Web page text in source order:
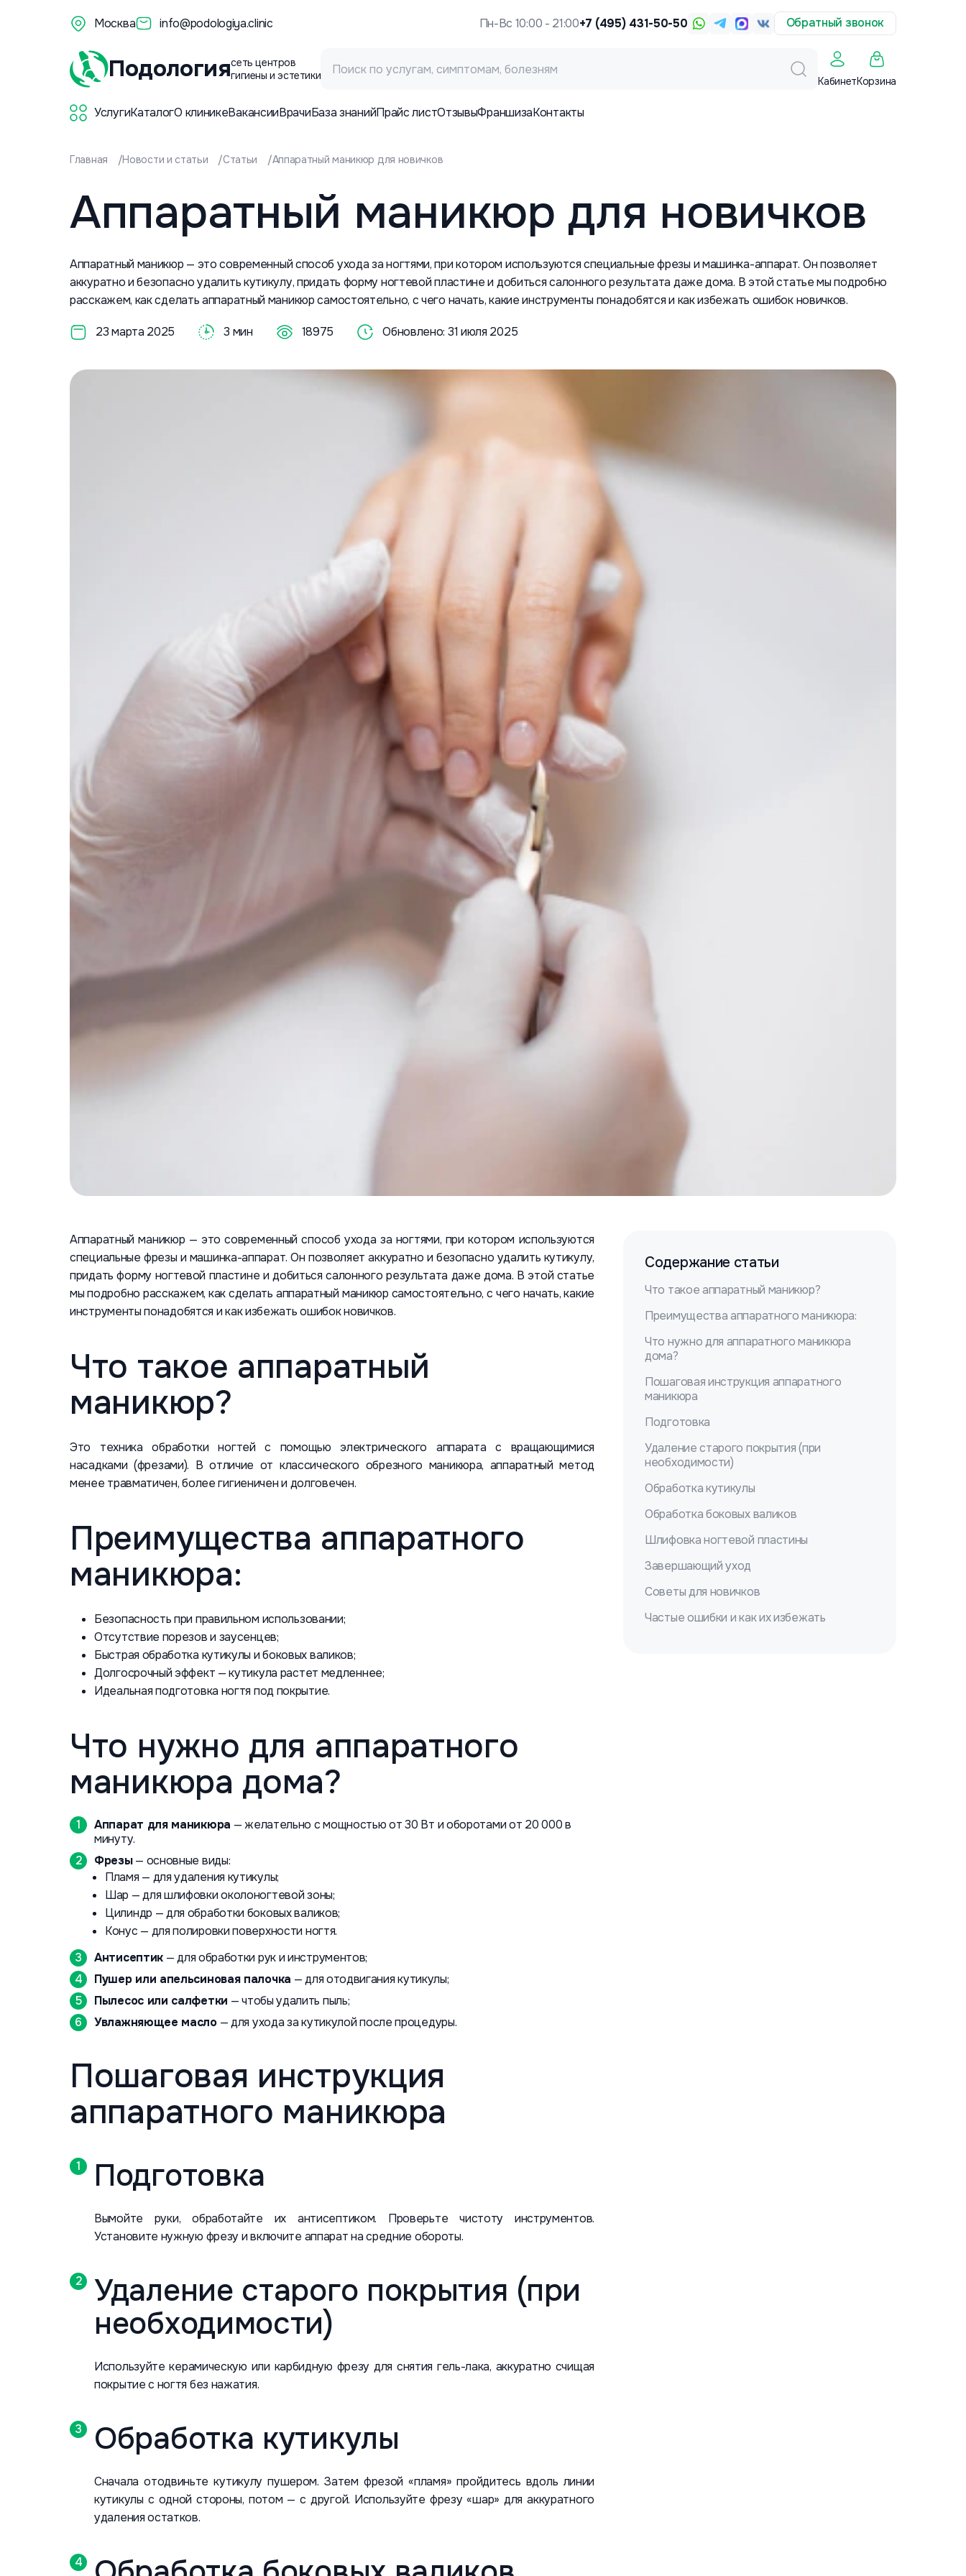
Москва info@podologiya.clinic Пн-Вс 10:00 - 21:00+7 (495) 431-50-50 Обратный звонок
Подологиясеть центров
гигиены и эстетики
КабинетКорзина
УслугиКаталогО клиникеВакансииВрачиБаза знанийПрайс листОтзывыФраншизаКонтакты
Главная Новости и статьи Статьи Аппаратный маникюр для новичков
Аппаратный маникюр для новичков
Аппаратный маникюр — это современный способ ухода за ногтями, при котором используются специальные фрезы и машинка-аппарат. Он позволяет
аккуратно и безопасно удалить кутикулу, придать форму ногтевой пластине и добиться салонного результата даже дома. В этой статье мы подробно
расскажем, как сделать аппаратный маникюр самостоятельно, с чего начать, какие инструменты понадобятся и как избежать ошибок новичков.
23 марта 2025 3 мин 18975 Обновлено: 31 июля 2025
Аппаратный маникюр — это современный способ ухода за ногтями, при котором используются
специальные фрезы и машинка-аппарат. Он позволяет аккуратно и безопасно удалить кутикулу,
придать форму ногтевой пластине и добиться салонного результата даже дома. В этой статье
мы подробно расскажем, как сделать аппаратный маникюр самостоятельно, с чего начать, какие
инструменты понадобятся и как избежать ошибок новичков.
Что такое аппаратный
маникюр?
Это техника обработки ногтей с помощью электрического аппарата с вращающимися
насадками (фрезами). В отличие от классического обрезного маникюра, аппаратный метод
менее травматичен, более гигиеничен и долговечен.
Преимущества аппаратного
маникюра:
Безопасность при правильном использовании;
Отсутствие порезов и заусенцев;
Быстрая обработка кутикулы и боковых валиков;
Долгосрочный эффект — кутикула растет медленнее;
Идеальная подготовка ногтя под покрытие.
Что нужно для аппаратного
маникюра дома?
Аппарат для маникюра — желательно с мощностью от 30 Вт и оборотами от 20 000 в
минуту.
Фрезы— основные виды:
Пламя — для удаления кутикулы;
Шар — для шлифовки околоногтевой зоны;
Цилиндр — для обработки боковых валиков;
Конус — для полировки поверхности ногтя.
Антисептик — для обработки рук и инструментов;
Пушер или апельсиновая палочка — для отодвигания кутикулы;
Пылесос или салфетки — чтобы удалить пыль;
Увлажняющее масло— для ухода за кутикулой после процедуры.
Пошаговая инструкция
аппаратного маникюра
Подготовка
Вымойте руки, обработайте их антисептиком. Проверьте чистоту инструментов.
Установите нужную фрезу и включите аппарат на средние обороты.
Удаление старого покрытия (при
необходимости)
Используйте керамическую или карбидную фрезу для снятия гель-лака, аккуратно счищая
покрытие с ногтя без нажатия.
Обработка кутикулы
Сначала отодвиньте кутикулу пушером. Затем фрезой «пламя» пройдитесь вдоль линии
кутикулы с одной стороны, потом — с другой. Используйте фрезу «шар» для аккуратного
удаления остатков.
Содержание статьи
Что такое аппаратный маникюр?
Преимущества аппаратного маникюра:
Что нужно для аппаратного маникюра
дома?
Пошаговая инструкция аппаратного
маникюра
Подготовка
Удаление старого покрытия (при
необходимости)
Обработка кутикулы
Обработка боковых валиков
Шлифовка ногтевой пластины
Завершающий уход
Советы для новичков
Частые ошибки и как их избежать